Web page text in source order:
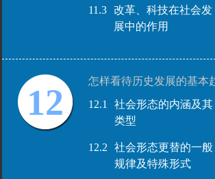
11.3
改革、科技在社会发
展中的作用
12
怎样看待历史发展的基本
12.1
社会形态的内涵及其
类型
12.2
社会形态更替的一般
规律及特殊形式